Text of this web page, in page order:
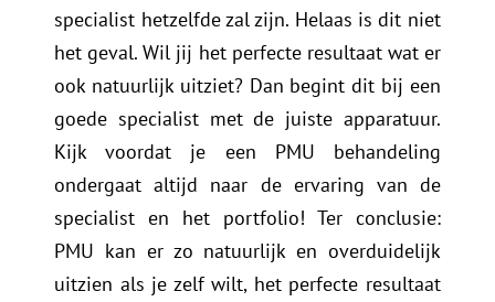
specialist hetzelfde zal zijn. Helaas is dit niet
het geval. Wil jij het perfecte resultaat wat er
ook natuurlijk uitziet? Dan begint dit bij een
goede specialist met de juiste apparatuur.
Kijk voordat je een PMU behandeling
ondergaat altijd naar de ervaring van de
specialist en het portfolio! Ter conclusie:
PMU kan er zo natuurlijk en overduidelijk
uitzien als je zelf wilt, het perfecte resultaat